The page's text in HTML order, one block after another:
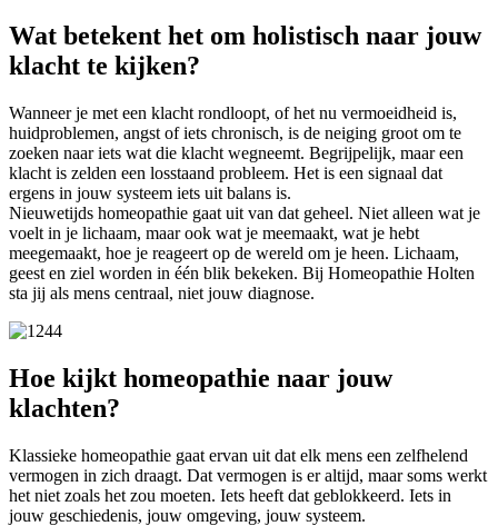
Wat betekent het om holistisch naar jouw
klacht te kijken?
Wanneer je met een klacht rondloopt, of het nu vermoeidheid is,
huidproblemen, angst of iets chronisch, is de neiging groot om te
zoeken naar iets wat die klacht wegneemt. Begrijpelijk, maar een
klacht is zelden een losstaand probleem. Het is een signaal dat
ergens in jouw systeem iets uit balans is.
Nieuwetijds homeopathie gaat uit van dat geheel. Niet alleen wat je
voelt in je lichaam, maar ook wat je meemaakt, wat je hebt
meegemaakt, hoe je reageert op de wereld om je heen. Lichaam,
geest en ziel worden in één blik bekeken. Bij Homeopathie Holten
sta jij als mens centraal, niet jouw diagnose.
Hoe kijkt homeopathie naar jouw
klachten?
Klassieke homeopathie gaat ervan uit dat elk mens een zelfhelend
vermogen in zich draagt. Dat vermogen is er altijd, maar soms werkt
het niet zoals het zou moeten. Iets heeft dat geblokkeerd. Iets in
jouw geschiedenis, jouw omgeving, jouw systeem.